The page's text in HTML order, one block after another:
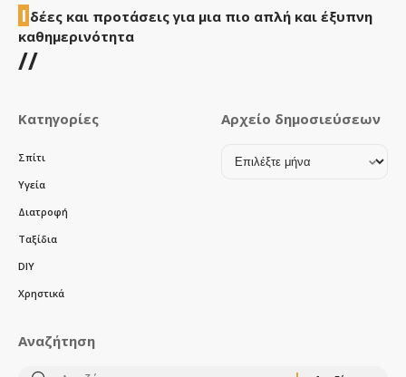
Ι δέες και προτάσεις για μια πιο απλή και έξυπνη
καθημερινότητα
//
Κατηγορίες
Σπίτι
Υγεία
Διατροφή
Ταξίδια
DIY
Χρηστικά
Αρχείο δημοσιεύσεων
Αρχείο
Αναζήτηση